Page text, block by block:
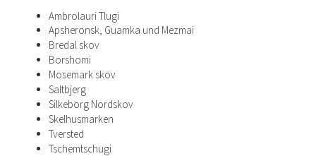
Ambrolauri Tlugi
Apsheronsk, Guamka und Mezmai
Bredal skov
Borshomi
Mosemark skov
Saltbjerg
Silkeborg Nordskov
Skelhusmarken
Tversted
Tschemtschugi